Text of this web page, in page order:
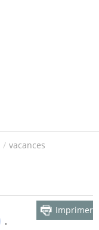
/ vacances
.
Imprimer